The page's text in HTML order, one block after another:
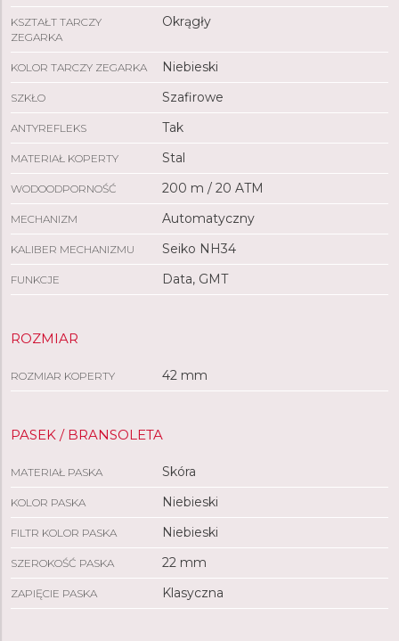
KSZTAŁT TARCZY
ZEGARKA
Okrągły
KOLOR TARCZY ZEGARKA Niebieski
SZKŁO Szafirowe
ANTYREFLEKS Tak
MATERIAŁ KOPERTY Stal
WODOODPORNOŚĆ 200 m / 20 ATM
MECHANIZM Automatyczny
KALIBER MECHANIZMU Seiko NH34
FUNKCJE Data, GMT
ROZMIAR
ROZMIAR KOPERTY 42 mm
PASEK / BRANSOLETA
MATERIAŁ PASKA Skóra
KOLOR PASKA Niebieski
FILTR KOLOR PASKA Niebieski
SZEROKOŚĆ PASKA 22 mm
ZAPIĘCIE PASKA Klasyczna